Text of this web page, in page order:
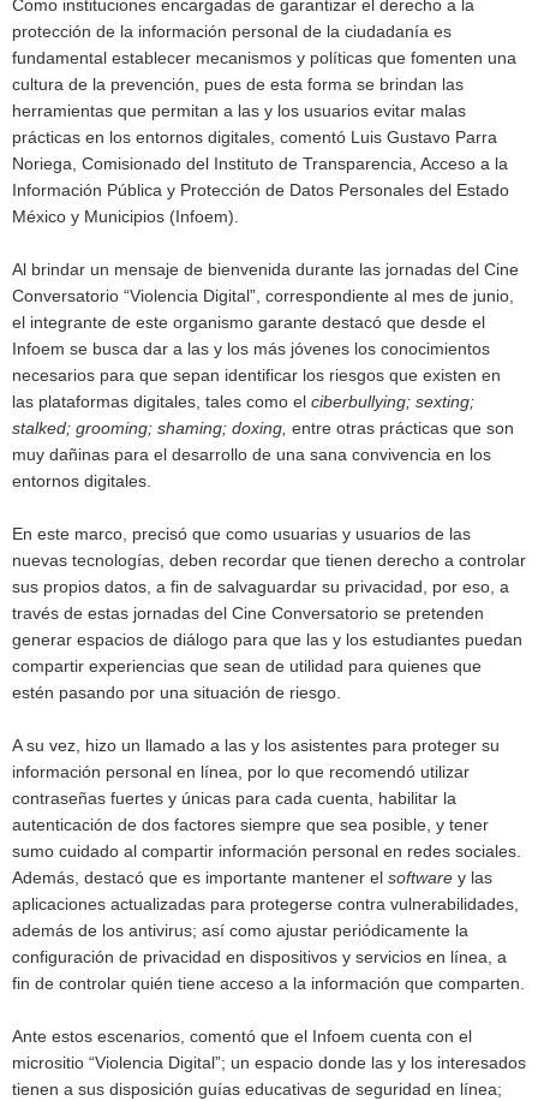
Como instituciones encargadas de garantizar el derecho a la
protección de la información personal de la ciudadanía es
fundamental establecer mecanismos y políticas que fomenten una
cultura de la prevención, pues de esta forma se brindan las
herramientas que permitan a las y los usuarios evitar malas
prácticas en los entornos digitales, comentó Luis Gustavo Parra
Noriega, Comisionado del Instituto de Transparencia, Acceso a la
Información Pública y Protección de Datos Personales del Estado
México y Municipios (Infoem).
Al brindar un mensaje de bienvenida durante las jornadas del Cine
Conversatorio “Violencia Digital”, correspondiente al mes de junio,
el integrante de este organismo garante destacó que desde el
Infoem se busca dar a las y los más jóvenes los conocimientos
necesarios para que sepan identificar los riesgos que existen en
las plataformas digitales, tales como el ciberbullying; sexting;
stalked; grooming; shaming; doxing, entre otras prácticas que son
muy dañinas para el desarrollo de una sana convivencia en los
entornos digitales.
En este marco, precisó que como usuarias y usuarios de las
nuevas tecnologías, deben recordar que tienen derecho a controlar
sus propios datos, a fin de salvaguardar su privacidad, por eso, a
través de estas jornadas del Cine Conversatorio se pretenden
generar espacios de diálogo para que las y los estudiantes puedan
compartir experiencias que sean de utilidad para quienes que
estén pasando por una situación de riesgo.
A su vez, hizo un llamado a las y los asistentes para proteger su
información personal en línea, por lo que recomendó utilizar
contraseñas fuertes y únicas para cada cuenta, habilitar la
autenticación de dos factores siempre que sea posible, y tener
sumo cuidado al compartir información personal en redes sociales.
Además, destacó que es importante mantener el software y las
aplicaciones actualizadas para protegerse contra vulnerabilidades,
además de los antivirus; así como ajustar periódicamente la
configuración de privacidad en dispositivos y servicios en línea, a
fin de controlar quién tiene acceso a la información que comparten.
Ante estos escenarios, comentó que el Infoem cuenta con el
micrositio “Violencia Digital”; un espacio donde las y los interesados
tienen a sus disposición guías educativas de seguridad en línea;